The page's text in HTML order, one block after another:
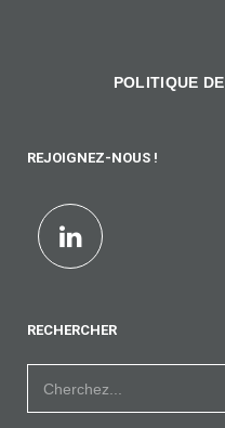
POLITIQUE
REJOIGNEZ-NOUS !
RECHERCHER